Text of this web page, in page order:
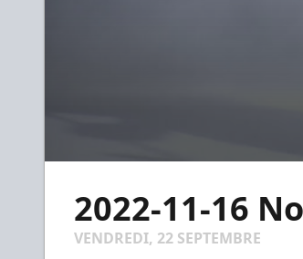
minutes,2022-11-16
VENDREDI, 22 SEPTEMBRE